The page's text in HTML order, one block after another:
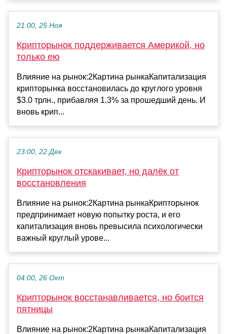
21:00, 25 Ноя
Крипторынок поддерживается Америкой, но
только ею
Влияние на рынок:2Картина рынкаКапитализация
крипторынка восстановилась до круглого уровня
$3.0 трлн., прибавляя 1.3% за прошедший день. И
вновь крип...
23:00, 22 Дек
Крипторынок отскакивает, но далёк от
восстановления
Влияние на рынок:2Картина рынкаКрипторынок
предпринимает новую попытку роста, и его
капитализация вновь превысила психологически
важный круглый урове...
04:00, 26 Окт
Крипторынок восстанавливается, но боится
пятницы
Влияние на рынок:2Картина рынкаКапитализация